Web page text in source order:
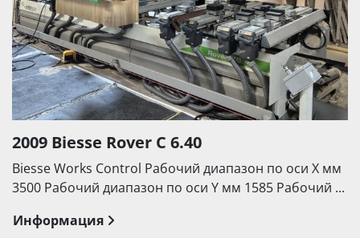
2009 Biesse Rover C 6.40
Biesse Works Control Рабочий диапазон по оси X мм
3500 Рабочий диапазон по оси Y мм 1585 Рабочий ...
Информация